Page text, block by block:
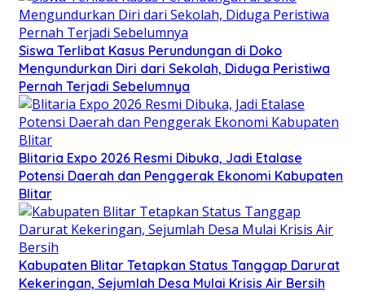
Siswa Terlibat Kasus Perundungan di Doko
Mengundurkan Diri dari Sekolah, Diduga Peristiwa
Pernah Terjadi Sebelumnya
Blitaria Expo 2026 Resmi Dibuka, Jadi Etalase
Potensi Daerah dan Penggerak Ekonomi Kabupaten
Blitar
Kabupaten Blitar Tetapkan Status Tanggap Darurat
Kekeringan, Sejumlah Desa Mulai Krisis Air Bersih